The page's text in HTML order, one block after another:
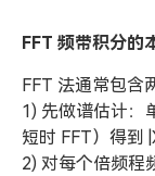
FFT 频带积分的
FFT 法通常包含
1) 先做谱估计：
短时 FFT）得到
2) 对每个倍频程